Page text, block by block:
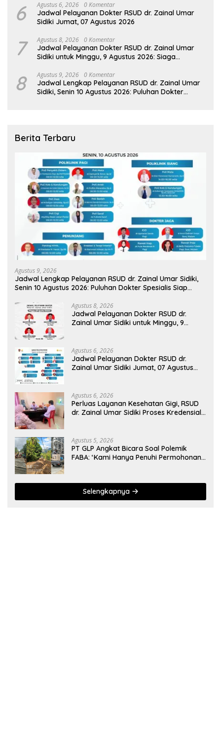
6 Agustus 6, 2026 0 Komentar
Jadwal Pelayanan Dokter RSUD dr. Zainal Umar
Sidiki Jumat, 07 Agustus 2026
7 Agustus 8, 2026 0 Komentar
Jadwal Pelayanan Dokter RSUD dr. Zainal Umar
Sidiki untuk Minggu, 9 Agustus 2026: Siaga
8 Agustus 9, 2026 0 Komentar
Jadwal Lengkap Pelayanan RSUD dr. Zainal Umar
Sidiki, Senin 10 Agustus 2026: Puluhan Dokter
Berita Terbaru
Agustus 9, 2026
Jadwal Lengkap Pelayanan RSUD dr. Zainal Umar Sidiki,
Senin 10 Agustus 2026: Puluhan Dokter Spesialis Siap
Agustus 8, 2026
Jadwal Pelayanan Dokter RSUD dr.
Zainal Umar Sidiki untuk Minggu, 9
Agustus 6, 2026
Jadwal Pelayanan Dokter RSUD dr.
Zainal Umar Sidiki Jumat, 07 Agustus
Agustus 6, 2026
Perluas Layanan Kesehatan Gigi, RSUD
dr. Zainal Umar Sidiki Proses Kredensial
Agustus 5, 2026
PT GLP Angkat Bicara Soal Polemik
FABA: ‘Kami Hanya Penuhi Permohonan
Selengkapnya